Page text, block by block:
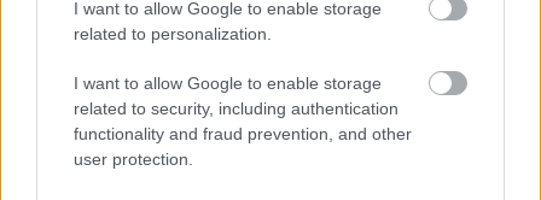
I want to allow Google to enable storage
related to personalization.
I want to allow Google to enable storage
related to security, including authentication
functionality and fraud prevention, and other
user protection.